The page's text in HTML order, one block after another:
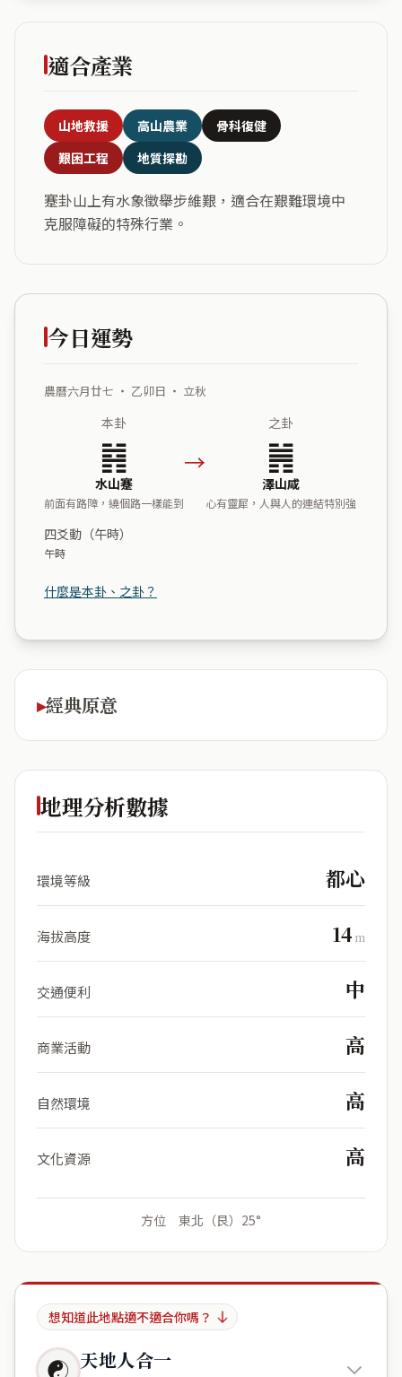
適合產業
山地救援 高山農業
骨科復健
艱困工程
地質探勘
蹇卦山上有水象徵舉步維艱，適合在艱難環境中
克服障礙的特殊行業。
今日運勢
農曆六月廿七 ・ 乙卯日 ・ 立秋
本卦
䷦
水山蹇
前面有路障，繞個路一樣能到
→
之卦
䷞
澤山咸
心有靈犀，人與人的連結特別強
四爻動（午時）
午時
什麼是本卦、之卦？
經典原意
地理分析數據
環境等級 都心
海拔高度 14 m
交通便利 中
商業活動 高
自然環境 高
文化資源 高
方位 東北（艮）25°
想知道此地點適不適合你嗎？
☯ 天地人合一